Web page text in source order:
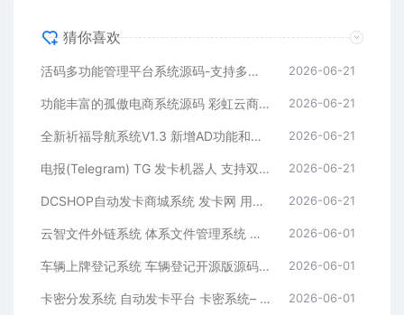
猜你喜欢
活码多功能管理平台系统源码-支持多功能群活码、淘宝客、渠道码、分享卡片、短网址等 2026-06-21
功能丰富的孤傲电商系统源码 彩虹云商城系统源码 购物商场源码视觉享受 2026-06-21
全新祈福导航系统V1.3 新增AD功能和新的后台UI端 和PHP版本等 2026-06-21
电报(Telegram) TG 发卡机器人 支持双语 + 用户充值 USDT/双语言(独角数版本) 2026-06-21
DCSHOP自动发卡商城系统 发卡网 用户可开通分店分销 支持实物发货 自带博客功能 2026-06-21
云智文件外链系统 体系文件管理系统 多用户版本 2026-06-01
车辆上牌登记系统 车辆登记开源版源码 车辆登记管理系统源码 2026-06-01
卡密分发系统 自动发卡平台 卡密系统– 附后台管理 2026-06-01